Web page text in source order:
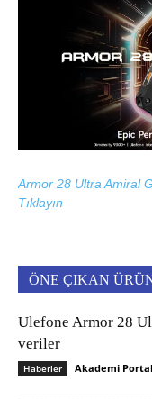
Armor 28 Ultra Amiral
Tıklayın
ÖNE ÇIKAN
Ulefone Armor 28
veriler
Haberler Akademi Portal